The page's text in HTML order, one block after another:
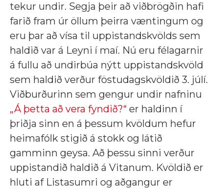
tekur undir. Segja þeir að viðbrögðin hafi
farið fram úr öllum þeirra væntingum og
eru þar að vísa til uppistandskvölds sem
haldið var á Leyni í maí. Nú eru félagarnir
á fullu að undirbúa nýtt uppistandskvöld
sem haldið verður föstudagskvöldið 3. júlí.
Viðburðurinn sem gengur undir nafninu
„Á þetta að vera fyndið?“ er haldinn í
þriðja sinn en á þessum kvöldum hefur
heimafólk stigið á stokk og látið
gamminn geysa. Að þessu sinni verður
uppistandið haldið á Vitanum. Kvöldið er
hluti af Listasumri og aðgangur er